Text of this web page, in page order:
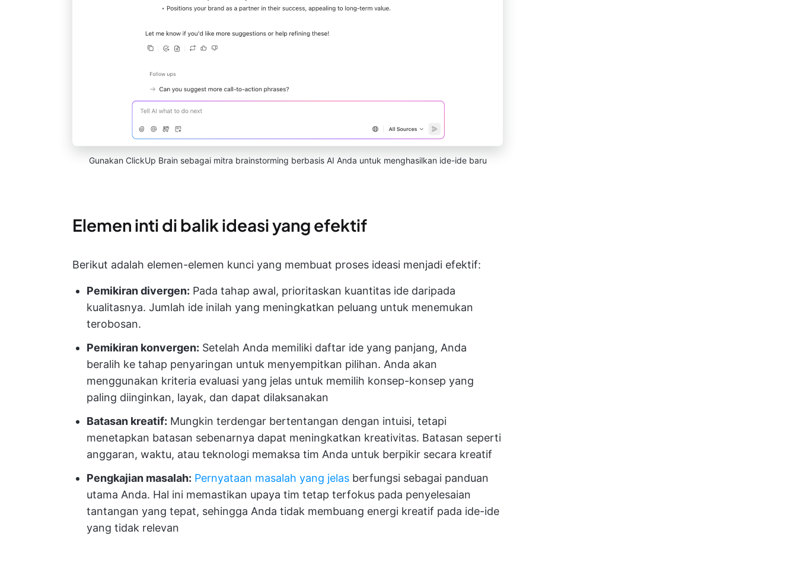
Gunakan ClickUp Brain sebagai mitra brainstorming berbasis AI Anda untuk menghasilkan ide-ide baru
Elemen inti di balik ideasi yang efektif
Berikut adalah elemen-elemen kunci yang membuat proses ideasi menjadi efektif:
Pemikiran divergen: Pada tahap awal, prioritaskan kuantitas ide daripada
kualitasnya. Jumlah ide inilah yang meningkatkan peluang untuk menemukan
terobosan.
Pemikiran konvergen: Setelah Anda memiliki daftar ide yang panjang, Anda
beralih ke tahap penyaringan untuk menyempitkan pilihan. Anda akan
menggunakan kriteria evaluasi yang jelas untuk memilih konsep-konsep yang
paling diinginkan, layak, dan dapat dilaksanakan
Batasan kreatif: Mungkin terdengar bertentangan dengan intuisi, tetapi
menetapkan batasan sebenarnya dapat meningkatkan kreativitas. Batasan seperti
anggaran, waktu, atau teknologi memaksa tim Anda untuk berpikir secara kreatif
Pengkajian masalah: Pernyataan masalah yang jelas berfungsi sebagai panduan
utama Anda. Hal ini memastikan upaya tim tetap terfokus pada penyelesaian
tantangan yang tepat, sehingga Anda tidak membuang energi kreatif pada ide-ide
yang tidak relevan